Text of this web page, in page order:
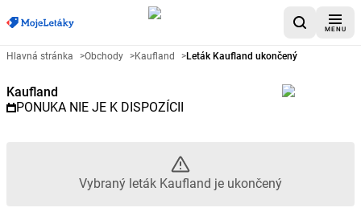
MENU
Reklamný leták Kaufland -
Hlavná stránka >Obchody >Kaufland >Leták Kaufland ukončený
Kaufland
PONUKA NIE JE K DISPOZÍCII
Vybraný leták Kaufland je ukončený